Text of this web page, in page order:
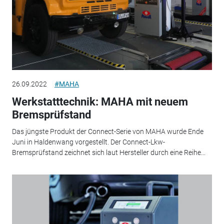
26.09.2022 #MAHA
Werkstatttechnik: MAHA mit neuem
Bremsprüfstand
Das jüngste Produkt der Connect-Serie von MAHA wurde Ende
Juni in Haldenwang vorgestellt. Der Connect-Lkw-
Bremsprüfstand zeichnet sich laut Hersteller durch eine Reihe...